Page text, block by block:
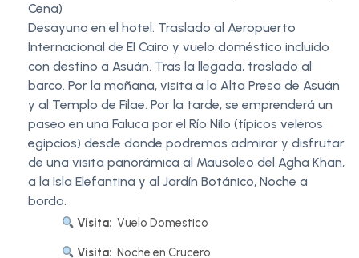
Cena)
Desayuno en el hotel. Traslado al Aeropuerto
Internacional de El Cairo y vuelo doméstico incluido
con destino a Asuán. Tras la llegada, traslado al
barco. Por la mañana, visita a la Alta Presa de Asuán
y al Templo de Filae. Por la tarde, se emprenderá un
paseo en una Faluca por el Río Nilo (típicos veleros
egipcios) desde donde podremos admirar y disfrutar
de una visita panorámica al Mausoleo del Agha Khan,
a la Isla Elefantina y al Jardín Botánico, Noche a
bordo.
Visita: Vuelo Domestico
Visita: Noche en Crucero